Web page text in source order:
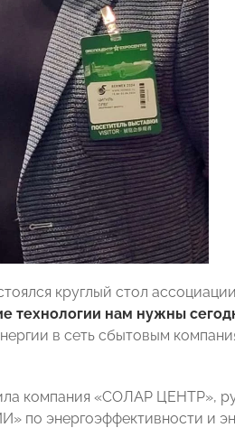
круглый стол
технологии нам нужны
в сеть сбытовым
компания «СОЛАР ЦЕНТР»,
по энергоэффективности и